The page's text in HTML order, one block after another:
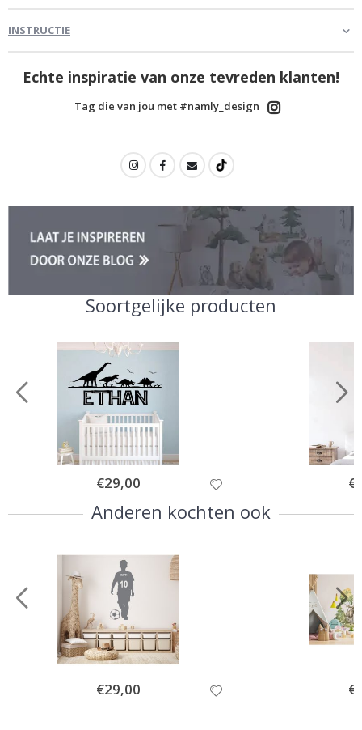
INSTRUCTIE
Echte inspiratie van onze tevreden klanten!
Tag die van jou met #namly_design
Soortgelijke producten
Special
Price
€29,00
Anderen kochten ook
Special
Price
€29,00